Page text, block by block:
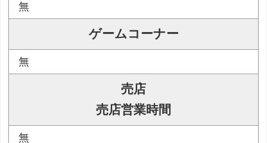
無
ゲームコーナー
無
売店
売店営業時間
無